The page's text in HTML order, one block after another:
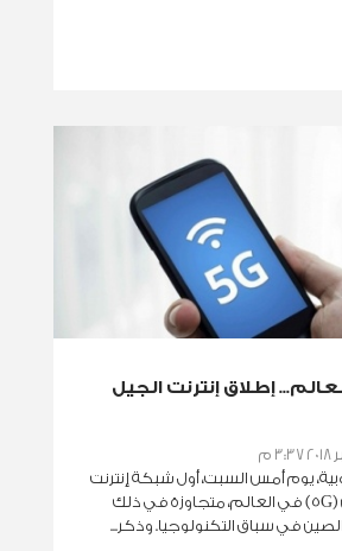
إطلاق إنترنت الجيل
يوم أمس السبت، أول شبكة إنترنت
من الجيل الخامس (5G) في العالم، متجاوزة في ذلك
في سباق التكنولوجيا. وذكر...